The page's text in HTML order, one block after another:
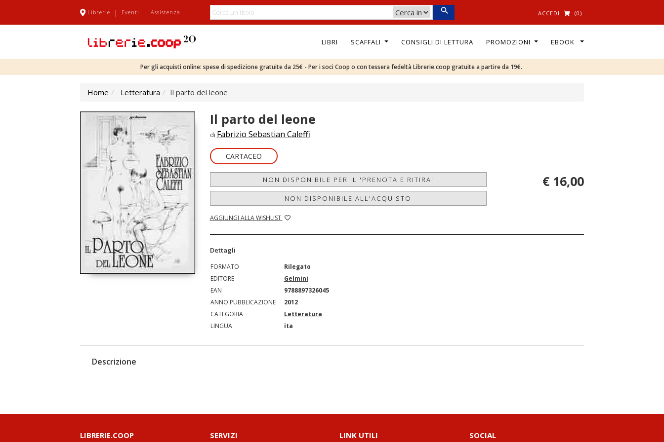
Librerie | Eventi | Assistenza ACCEDI (0)
LIBRI SCAFFALI CONSIGLI DI LETTURA PROMOZIONI EBOOK
Per gli acquisti online: spese di spedizione gratuite da 25€ - Per i soci Coop o con tessera fedeltà Librerie.coop gratuite a partire da 19€.
Home Letteratura Il parto del leone
Il parto del leone
di Fabrizio Sebastian Caleffi
CARTACEO
NON DISPONIBILE PER IL 'PRENOTA E RITIRA'
NON DISPONIBILE ALL'ACQUISTO
AGGIUNGI ALLA WISHLIST
€ 16,00
Dettagli
FORMATO
Rilegato
EDITORE
Gelmini
EAN
9788897326045
ANNO PUBBLICAZIONE
2012
CATEGORIA
Letteratura
LINGUA
ita
Descrizione
LIBRERIE.COOP SERVIZI LINK UTILI SOCIAL